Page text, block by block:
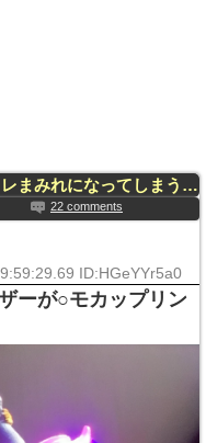
レまみれになってしまう…
22 comments
ID:HGeYYr5a0
ーが○モカップリン